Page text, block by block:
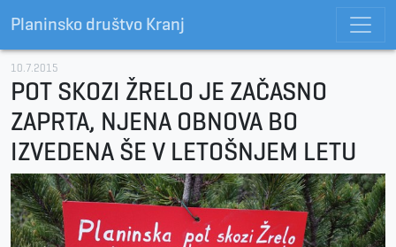
Planinsko društvo Kranj
10.7.2015
POT SKOZI ŽRELO JE ZAČASNO
ZAPRTA, NJENA OBNOVA BO
IZVEDENA ŠE V LETOŠNJEM LETU